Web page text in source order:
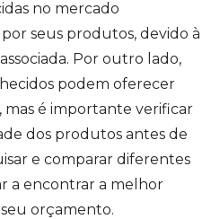
no mercado
seus produtos, devido à
Por outro lado,
podem oferecer
mas é importante verificar
dos produtos antes de
e comparar diferentes
a encontrar a melhor
orçamento.